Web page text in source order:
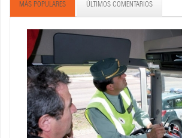
MÁS POPULARES ÚLTIMOS COMENTARIOS